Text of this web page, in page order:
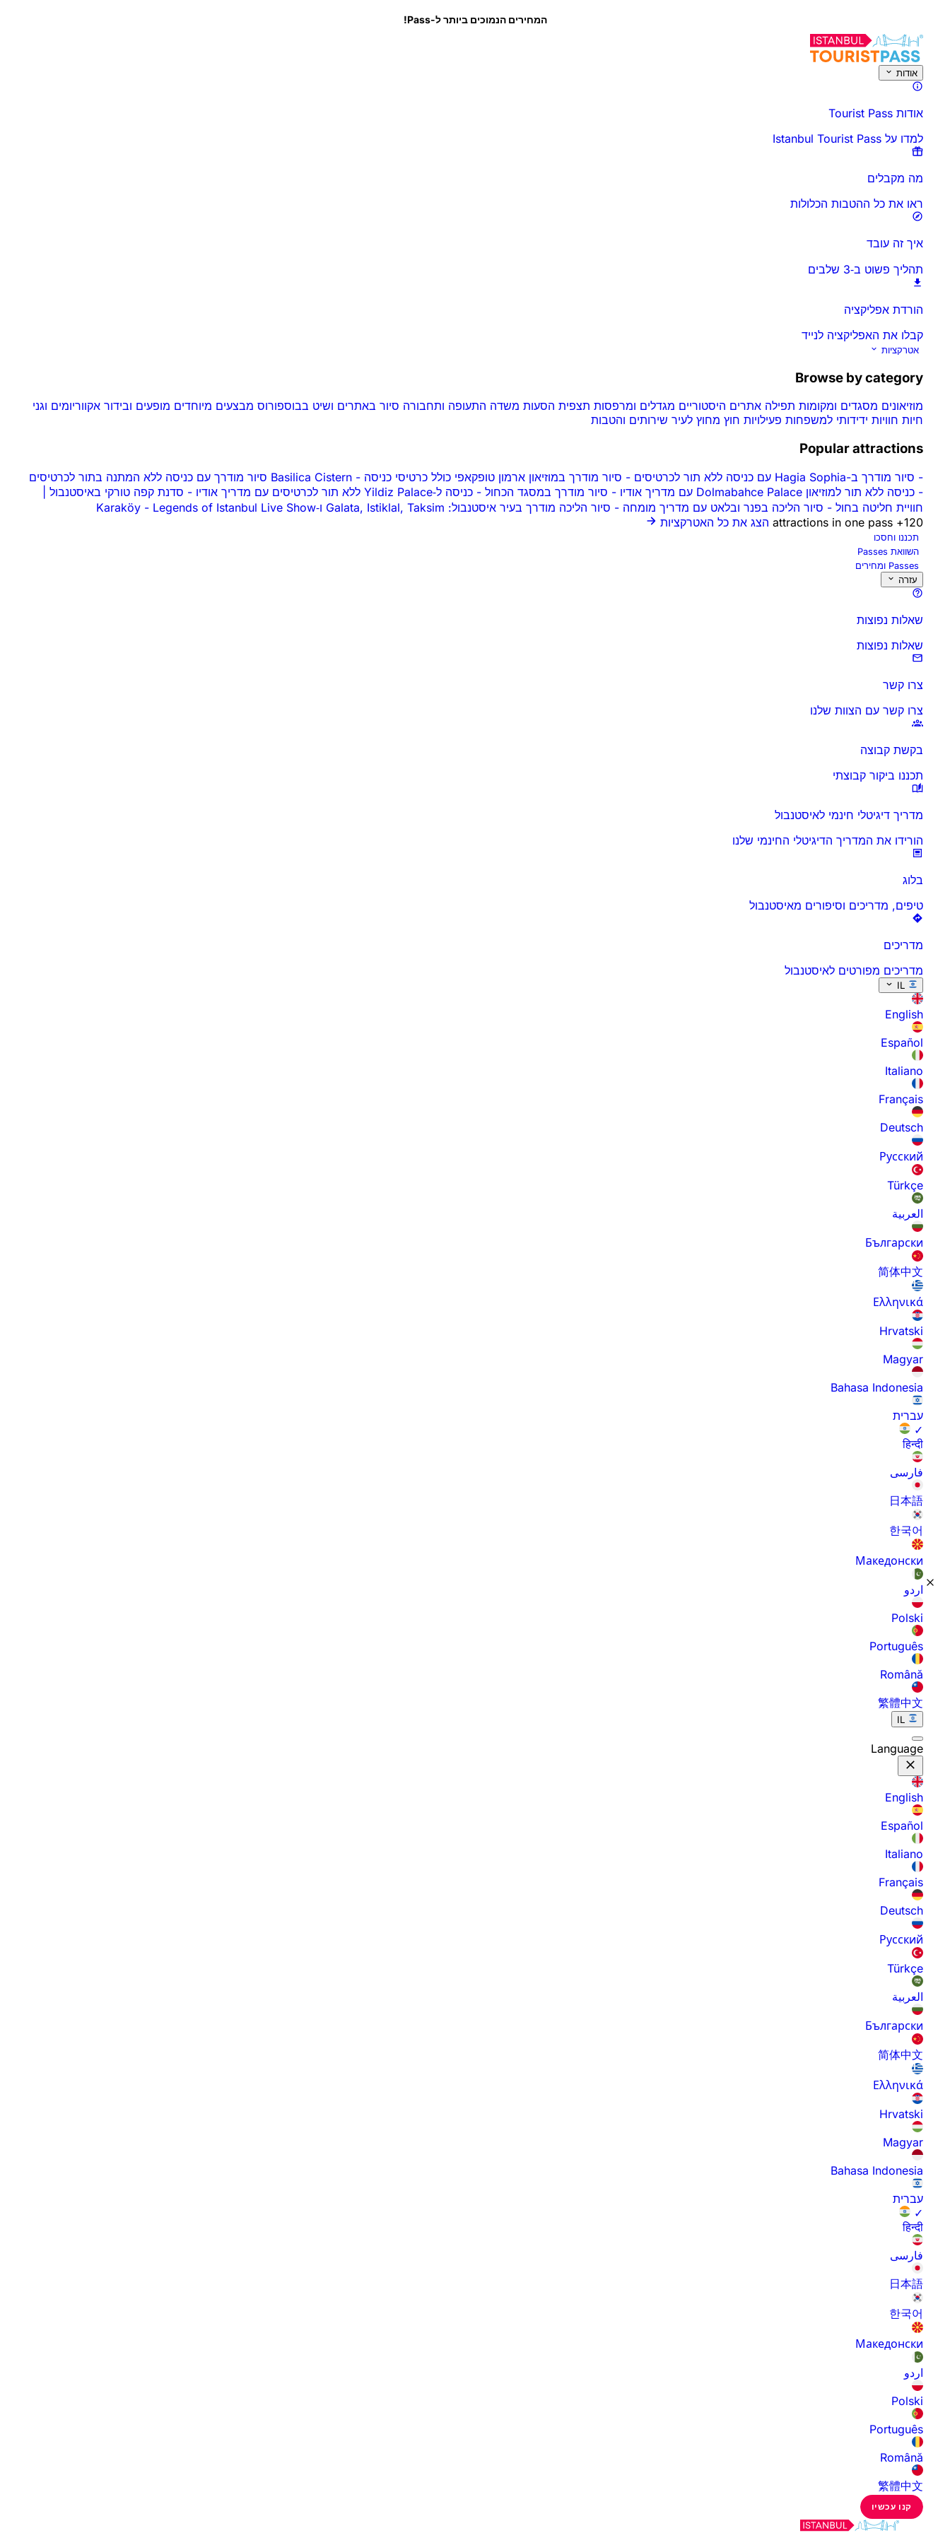
המחירים הנמוכים ביותר ל-Pass!
אודות
אודות Tourist Pass
למדו על Istanbul Tourist Pass
מה מקבלים
ראו את כל ההטבות הכלולות
איך זה עובד
תהליך פשוט ב‑3 שלבים
הורדת אפליקציה
קבלו את האפליקציה לנייד
אטרקציות
Browse by category
מוזיאונים מסגדים ומקומות תפילה אתרים היסטוריים מגדלים ומרפסות תצפית הסעות משדה התעופה ותחבורה סיור באתרים ושיט בבוספורוס מבצעים מיוחדים מופעים ובידור אקווריומים וגני
חיות חוויות ידידותי למשפחות פעילויות חוץ מחוץ לעיר שירותים והטבות
Popular attractions
- סיור מודרך ב-Hagia Sophia עם כניסה ללא תור לכרטיסים - סיור מודרך במוזיאון ארמון טופקאפי כולל כרטיסי כניסה - Basilica Cistern סיור מודרך עם כניסה ללא המתנה בתור לכרטיסים
- כניסה ללא תור למוזיאון Dolmabahce Palace עם מדריך אודיו - סיור מודרך במסגד הכחול - כניסה ל‑Yildiz Palace ללא תור לכרטיסים עם מדריך אודיו - סדנת קפה טורקי באיסטנבול |
חוויית חליטה בחול - סיור הליכה בפנר ובלאט עם מדריך מומחה - סיור הליכה מודרך בעיר איסטנבול: Galata, Istiklal, Taksim ו‑Karaköy - Legends of Istanbul Live Show
120+ attractions in one pass
הצג את כל האטרקציות
תכננו וחסכו
השוואת Passes
Passes ומחירים
עזרה
שאלות נפוצות
שאלות נפוצות
צרו קשר
צרו קשר עם הצוות שלנו
בקשת קבוצה
תכננו ביקור קבוצתי
מדריך דיגיטלי חינמי לאיסטנבול
הורידו את המדריך הדיגיטלי החינמי שלנו
בלוג
טיפים, מדריכים וסיפורים מאיסטנבול
מדריכים
מדריכים מפורטים לאיסטנבול
IL
English
Español
Italiano
Français
Deutsch
Русский
Türkçe
العربية
Български
简体中文
Ελληνικά
Hrvatski
Magyar
Bahasa Indonesia
עברית
✓
हिन्दी
فارسی
日本語
한국어
Македонски
اردو
Polski
Português
Română
繁體中文
IL
Language
English
Español
Italiano
Français
Deutsch
Русский
Türkçe
العربية
Български
简体中文
Ελληνικά
Hrvatski
Magyar
Bahasa Indonesia
עברית
✓
हिन्दी
فارسی
日本語
한국어
Македонски
اردو
Polski
Português
Română
繁體中文
קנו עכשיו